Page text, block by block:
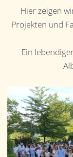
Hier zeigen
Projekten und
Ein